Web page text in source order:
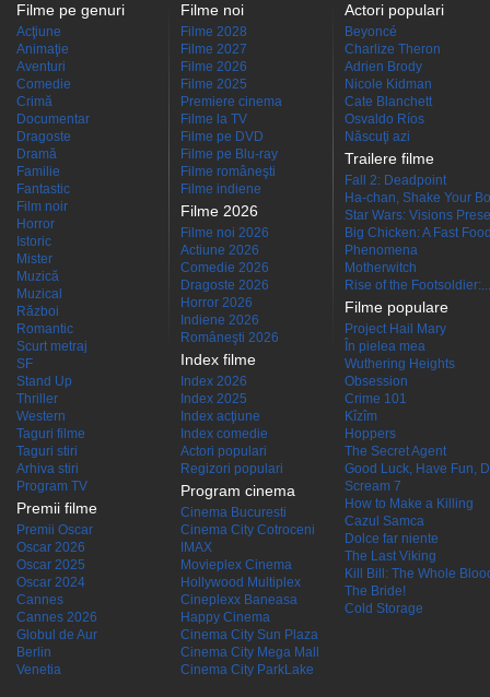
Filme pe genuri
Acţiune
Animaţie
Aventuri
Comedie
Crimă
Documentar
Dragoste
Dramă
Familie
Fantastic
Film noir
Horror
Istoric
Mister
Muzică
Muzical
Război
Romantic
Scurt metraj
SF
Stand Up
Thriller
Western
Taguri filme
Taguri stiri
Arhiva stiri
Program TV
Premii filme
Premii Oscar
Oscar 2026
Oscar 2025
Oscar 2024
Cannes
Cannes 2026
Globul de Aur
Berlin
Venetia
Filme noi
Filme 2028
Filme 2027
Filme 2026
Filme 2025
Premiere cinema
Filme la TV
Filme pe DVD
Filme pe Blu-ray
Filme româneşti
Filme indiene
Filme 2026
Filme noi 2026
Actiune 2026
Comedie 2026
Dragoste 2026
Horror 2026
Indiene 2026
Româneşti 2026
Index filme
Index 2026
Index 2025
Index acţiune
Index comedie
Actori populari
Regizori populari
Program cinema
Cinema Bucuresti
Cinema City Cotroceni
IMAX
Movieplex Cinema
Hollywood Multiplex
Cineplexx Baneasa
Happy Cinema
Cinema City Sun Plaza
Cinema City Mega Mall
Cinema City ParkLake
Actori populari
Beyoncé
Charlize Theron
Adrien Brody
Nicole Kidman
Cate Blanchett
Osvaldo Ríos
Născuţi azi
Trailere filme
Fall 2: Deadpoint
Ha-chan, Shake Your
Star Wars: Visions
Big Chicken: A Fast
Phenomena
Motherwitch
Rise of the Footsoldier:...
Filme populare
Project Hail Mary
În pielea mea
Wuthering Heights
Obsession
Crime 101
Kîzîm
Hoppers
The Secret Agent
Good Luck, Have Fun,
Scream 7
How to Make a Killing
Cazul Samca
Dolce far niente
The Last Viking
Kill Bill: The Whole
The Bride!
Cold Storage